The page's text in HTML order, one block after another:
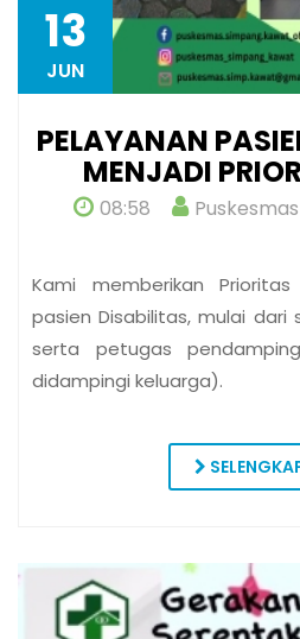
13
JUN
PELAYANAN
MENJADI
08:58
Kami memberikan
pasien Disabilitas, mulai dari
serta petugas
didampingi keluarga).